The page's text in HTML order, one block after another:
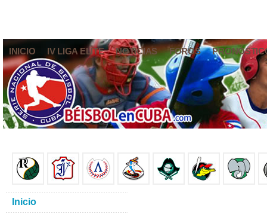
INICIO IV LIGA ELITE NOTICIAS FOROS
Inicio